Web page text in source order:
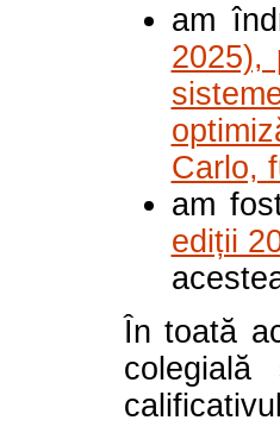
am
2025),
Carlo,
am
ediții
În toată
calificativul